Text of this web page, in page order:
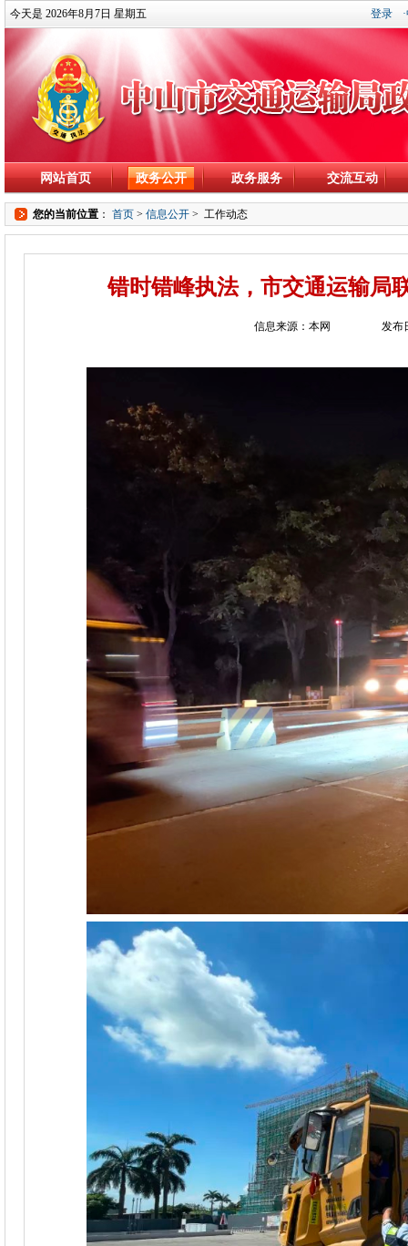
今天是 2026年8月7日 星期五 登录
网站首页 政务公开 政务服务 交流互动
您的当前位置 ： 首页 > 信息公开 > 工作动态
错时错峰执法，市交通运输局
信息来源：本网 发布